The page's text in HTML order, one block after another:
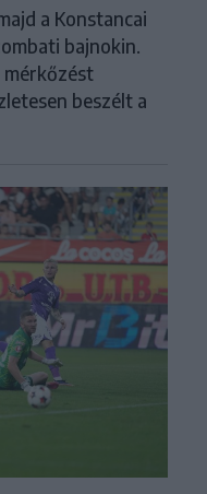
a Konstancai
bajnokin.
mérkőzést
beszélt a